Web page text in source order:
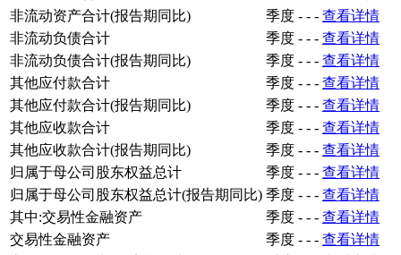
非流动资产合计(报告期同比)
季度 - - - 查看详情
非流动负债合计
季度 - - - 查看详情
非流动负债合计(报告期同比)
季度 - - - 查看详情
其他应付款合计
季度 - - - 查看详情
其他应付款合计(报告期同比)
季度 - - - 查看详情
其他应收款合计
季度 - - - 查看详情
其他应收款合计(报告期同比)
季度 - - - 查看详情
归属于母公司股东权益总计
季度 - - - 查看详情
归属于母公司股东权益总计(报告期同比) 季度 - - - 查看详情
其中:交易性金融资产
季度 - - - 查看详情
交易性金融资产
季度 - - - 查看详情